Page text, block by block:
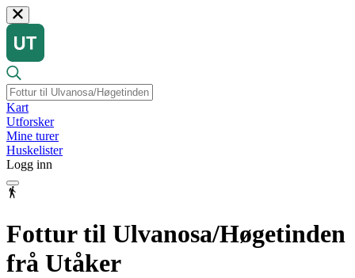
Kart
Utforsker
Mine turer
Huskelister
Logg inn
Fottur til Ulvanosa/Høgetinden
frå Utåker